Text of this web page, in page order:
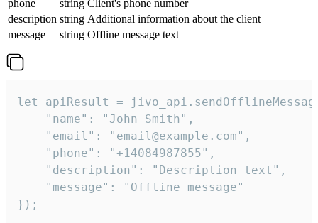
phone
string Client's phone number
description string Additional information about the client
message
string Offline message text
let apiResult =
    "name": "John Smith",
    "email": "email@example.com",
    "phone": "+14084987855",
    "description": "Description text",
    "message": "Offline message"
});